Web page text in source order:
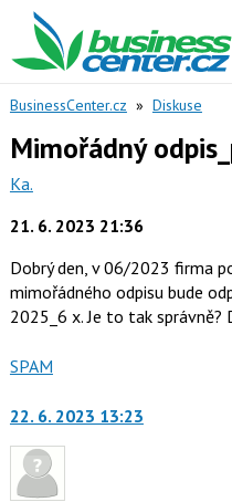
BusinessCenter.cz » Diskuse
Mimořádný
Ka.
21. 6. 2023 21:36
Dobrý den, v 06/2023 firma
mimořádného odpisu bude
2025_6 x. Je to tak správně?
Nahlásit
jako
SPAM
22. 6. 2023 13:23